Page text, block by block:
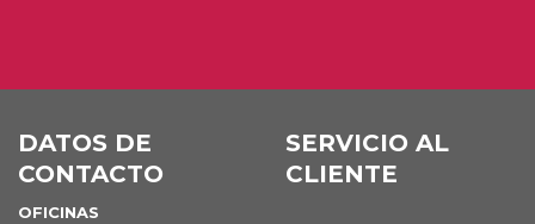
DATOS DE
CONTACTO
OFICINAS
SERVICIO AL
CLIENTE